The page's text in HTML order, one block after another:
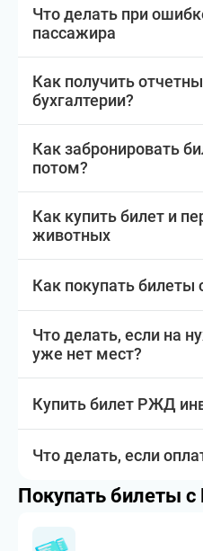
Что делать при
пассажира
Как получить
бухгалтерии?
Как забронировать
потом?
Как купить билет и
животных
Как покупать билеты
Что делать, если на
уже нет мест?
Купить билет РЖД
Что делать, если
Покупать билеты с